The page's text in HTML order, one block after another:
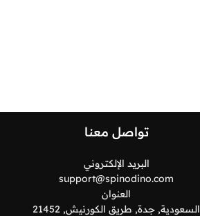
تواصل معنا
البريد الإلكتروني
support@spinodino.com
العنوان
السعودية, جدة, طريق الكورنيش, 21452